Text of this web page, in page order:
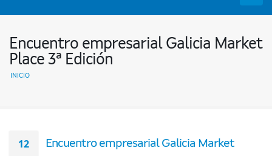
Encuentro empresarial Galicia Market
Place 3ª Edición
INICIO
12 Encuentro empresarial Galicia Market